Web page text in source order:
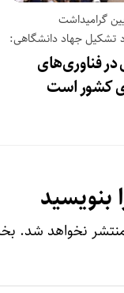
گرامیداشت
جهاد دانشگاهی:
فناوری‌های
کشور است
بنویسید
نخواهد شد.